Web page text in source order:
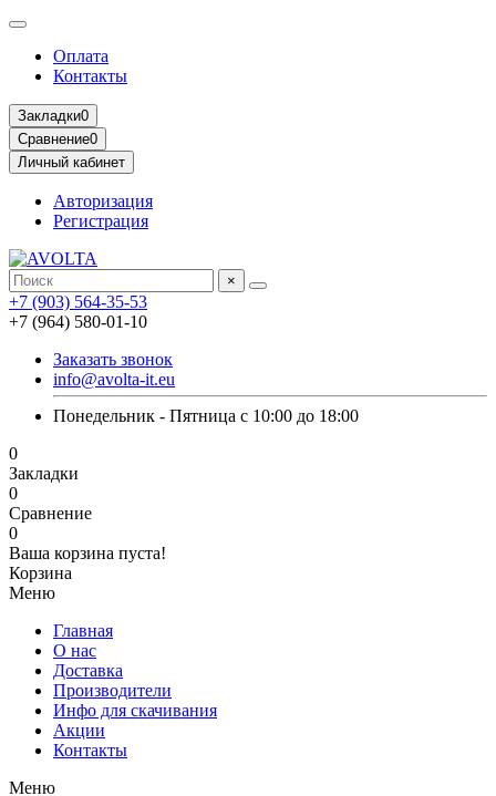
Оплата
Контакты
Закладки0
Сравнение0
Личный кабинет
Авторизация
Регистрация
×
+7 (903) 564-35-53
+7 (964) 580-01-10
Заказать звонок
info@avolta-it.eu
Понедельник - Пятница с 10:00 до 18:00
0
Закладки
0
Сравнение
0
Ваша корзина пуста!
Корзина
Меню
Главная
О нас
Доставка
Производители
Инфо для скачивания
Акции
Контакты
Меню